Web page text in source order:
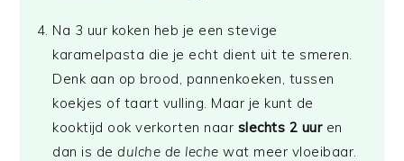
Na 3 uur koken heb je een stevige
karamelpasta die je echt dient uit te smeren.
Denk aan op brood, pannenkoeken, tussen
koekjes of taart vulling. Maar je kunt de
kooktijd ook verkorten naar slechts 2 uuren
dan is dedulche de leche wat meer vloeibaar.